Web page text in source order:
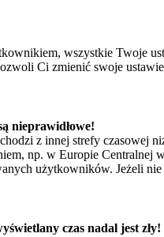
wszystkie Twoje
Ci zmienić swoje
nieprawidłowe!
z innej strefy czasowej
np. w Europie
użytkowników. Jeżeli
czas nadal jest zły!